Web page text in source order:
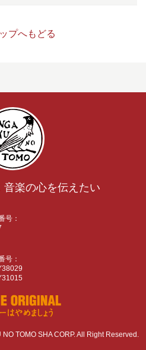
プへもどる
音楽の心を伝えたい
号：
号：
TOMO SHA CORP. All Right Reserved.